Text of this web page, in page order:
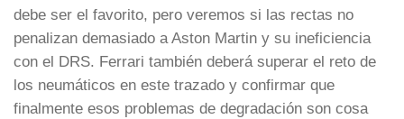
debe ser el favorito, pero veremos si las rectas no
penalizan demasiado a Aston Martin y su ineficiencia
con el DRS. Ferrari también deberá superar el reto de
los neumáticos en este trazado y confirmar que
finalmente esos problemas de degradación son cosa